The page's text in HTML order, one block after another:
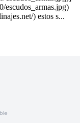
escudos_armas.jpg)
) estos s...